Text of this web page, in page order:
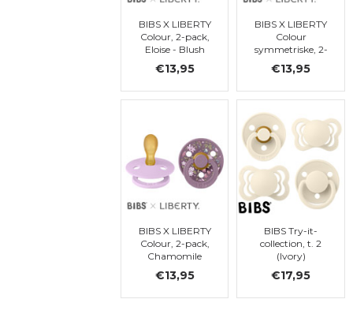
BIBS X LIBERTY
Colour, 2-pack,
Eloise - Blush
t. 2
€13,95
BIBS X LIBERTY
Colour
symmetriske, 2-
Sage Mix,
€13,95
BIBS X LIBERTY
Colour, 2-pack,
Chamomile
Lawn - Violet
Sky Mix,
€13,95
BIBS Try-it-
collection, t. 2
(Ivory)
€17,95